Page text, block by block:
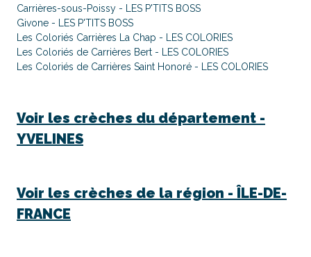
Carrières-sous-Poissy - LES P'TITS BOSS
Givone - LES P'TITS BOSS
Les Coloriés Carrières La Chap - LES COLORIES
Les Coloriés de Carrières Bert - LES COLORIES
Les Coloriés de Carrières Saint Honoré - LES COLORIES
Voir les crèches du département -
YVELINES
Voir les crèches de la région - ÎLE-DE-
FRANCE